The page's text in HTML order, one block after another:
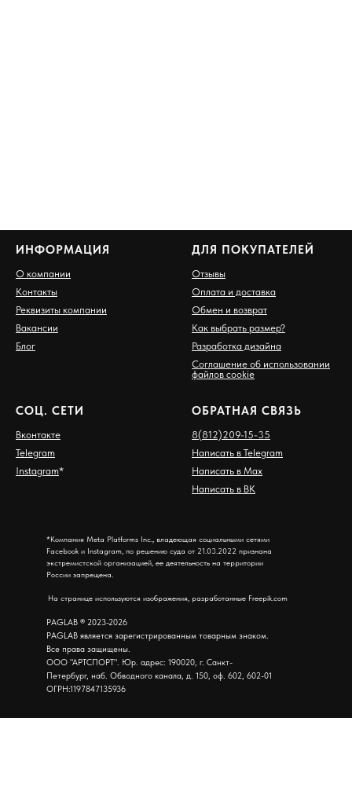
ИНФОРМАЦИЯ
О компании
Контакты
Реквизиты компании
Вакансии
Блог
ДЛЯ ПОКУПАТЕЛЕЙ
Отзывы
Оплата и доставка
Обмен и возврат
Как выбрать размер?
Разработка дизайна
Соглашение об использовании
файлов cookie
СОЦ. СЕТИ
Вконтакте
Telegram
Instagram*
ОБРАТНАЯ СВЯЗЬ
8(812)209-15-35
Написать в Telegram
Написать в Max
Написать в ВК
*Компания Meta Platforms Inc., владеющая социальными сетями
Facebook и Instagram, по решению суда от 21.03.2022 признана
экстремистской организацией, ее деятельность на территории
России запрещена.
На странице используются изображения, разработанные Freepik.com
PAGLAB ® 2023-2026
PAGLAB является зарегистрированным товарным знаком.
Все права защищены.
ООО "АРТСПОРТ". Юр. адрес: 190020, г. Санкт-
Петербург, наб. Обводного канала, д. 150, оф. 602, 602-01
ОГРН:1197847135936